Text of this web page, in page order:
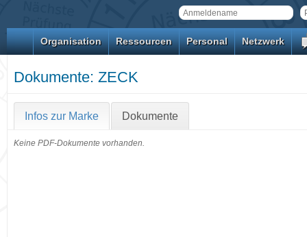
Organisation Ressourcen Personal Netzwerk
Dokumente: ZECK
Infos zur Marke Dokumente
Keine PDF-Dokumente vorhanden.